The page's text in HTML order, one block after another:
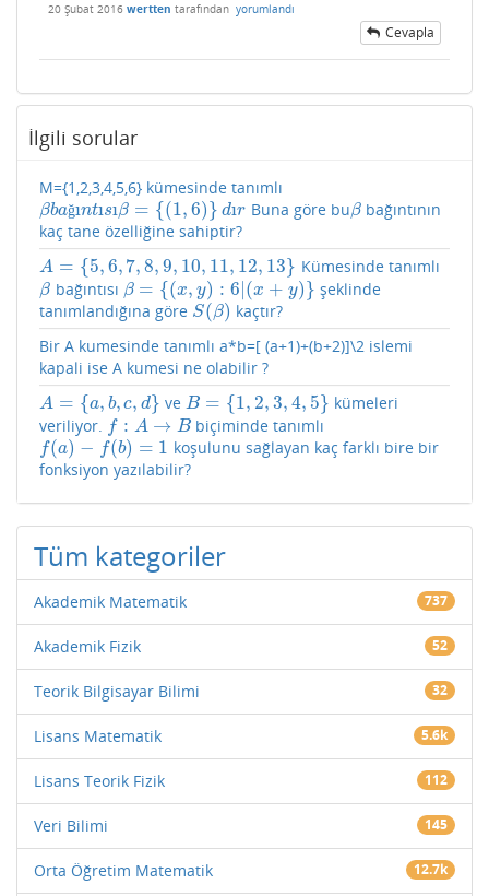
20 Şubat 2016 wertten tarafından yorumlandı
Cevapla
İlgili sorular
M={1,2,3,4,5,6} kümesinde tanımlı
βbağıntısıβ = {(1,6)} dır
βbağıntısıβ= {(1 6 }dır Buna göre buβ
β bağıntının
kaç tane özelliğine sahiptir?
A = {5,6,7, 8,9, 10, 11, 12, 13}
A= {5, 6, 7,8 ,9, 10 11 ,12 ,13} Kümesinde tanımlı
β
β bağıntısı β = {(x, y) : 6|(x + y)}
β={(x ,y ):6| (x+ y }
şeklinde
tanımlandığına göre S(β)
S(β)
kaçtır?
Bir A kumesinde tanımlı a*b=[ (a+1)+(b+2)]\2 islemi
kapali ise A kumesi ne olabilir ?
A = {a, b, c, d}
A= {a, b c,d} veB = {1, 2,3,4, 5}
B= {1, 2, 3,4 ,5}
kümeleri
veriliyor.
f : A → B
f:A→B biçiminde tanımlı
f(a) − f(b) = 1
f(a)−f b) =1
koşulunu sağlayan kaç farklı bire bir
fonksiyon yazılabilir?
Tüm kategoriler
Akademik Matematik 737
Akademik Fizik 52
Teorik Bilgisayar Bilimi 32
Lisans Matematik 5.6k
Lisans Teorik Fizik 112
Veri Bilimi 145
Orta Öğretim Matematik 12.7k